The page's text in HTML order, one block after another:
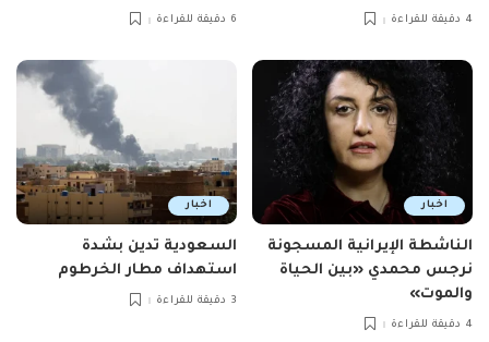
4 دقيقة للقراءة 6 دقيقة للقراءة
اخبار
الناشطة الإيرانية المسجونة
نرجس محمدي «بين الحياة
والموت»
4 دقيقة للقراءة
اخبار
السعودية تدين بشدة
استهداف مطار الخرطوم
3 دقيقة للقراءة